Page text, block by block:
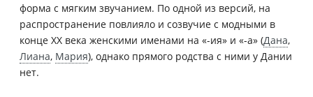
форма с мягким звучанием. По одной из версий, на
распространение повлияло и созвучие с модными в
конце XX века женскими именами на «-ия» и «-а» (Дана,
Лиана, Мария), однако прямого родства с ними у Дании
нет.